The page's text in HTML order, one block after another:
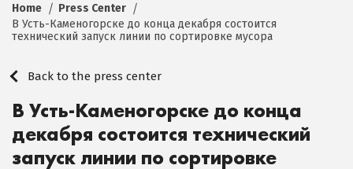
Home
Press Center
В Усть-Каменогорске до конца декабря состоится
технический запуск линии по сортировке мусора
Back to the press center
В Усть-Каменогорске до конца
декабря состоится технический
запуск линии по сортировке